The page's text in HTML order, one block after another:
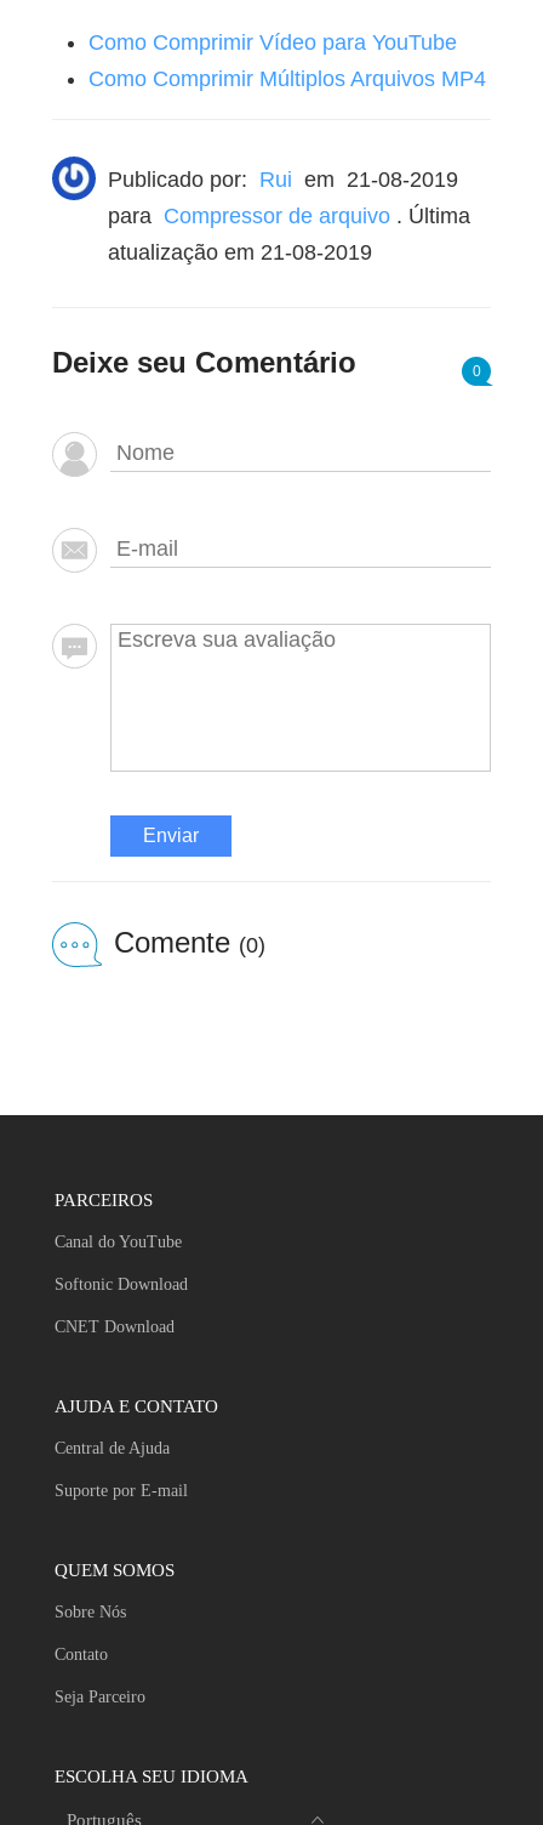
Como Comprimir Vídeo para YouTube
Como Comprimir Múltiplos Arquivos MP4
Publicado por: Rui em 21-08-2019
para Compressor de arquivo . Última
atualização em 21-08-2019
Deixe seu Comentário 0
Enviar
Comente (0)
PARCEIROS
Canal do YouTube
Softonic Download
CNET Download
AJUDA E CONTATO
Central de Ajuda
Suporte por E-mail
QUEM SOMOS
Sobre Nós
Contato
Seja Parceiro
ESCOLHA SEU IDIOMA
Português